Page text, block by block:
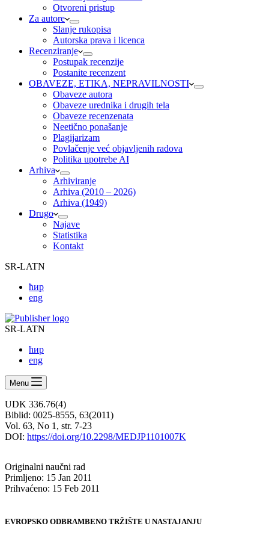
Otvoreni pristup
Za autore
Slanje rukopisa
Autorska prava i licenca
Recenziranje
Postupak recenzije
Postanite recenzent
OBAVEZE, ETIKA, NEPRAVILNOSTI
Obaveze autora
Obaveze urednika i drugih tela
Obaveze recenzenata
Neetično ponašanje
Plagijarizam
Povlačenje već objavljenih radova
Politika upotrebe AI
Arhiva
Arhiviranje
Arhiva (2010 – 2026)
Arhiva (1949)
Drugo
Najave
Statistika
Kontakt
SR-LATN
ћир
eng
SR-LATN
ћир
eng
Menu
UDK 336.76(4)
Biblid: 0025-8555, 63(2011)
Vol. 63, No 1, str. 7-23
DOI: https://doi.org/10.2298/MEDJP1101007K
Originalni naučni rad
Primljeno: 15 Jan 2011
Prihvaćeno: 15 Feb 2011
EVROPSKO ODBRAMBENO TRŽIŠTE U NASTAJANJU